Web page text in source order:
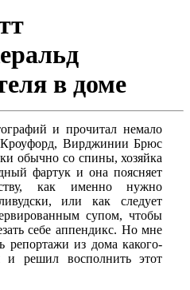
в доме
и прочитал немало
Вирджинии Брюс
обычно со спины, хозяйка
фартук и она поясняет
как именно нужно
или как следует
супом, чтобы
себе аппендикс. Но мне
репортажи из дома какого-
и решил восполнить этот